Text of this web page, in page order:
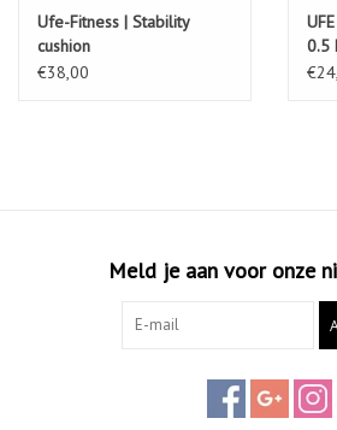
Ufe-Fitness | Stability
cushion
€38,00
0.5
Meld je aan voor onze